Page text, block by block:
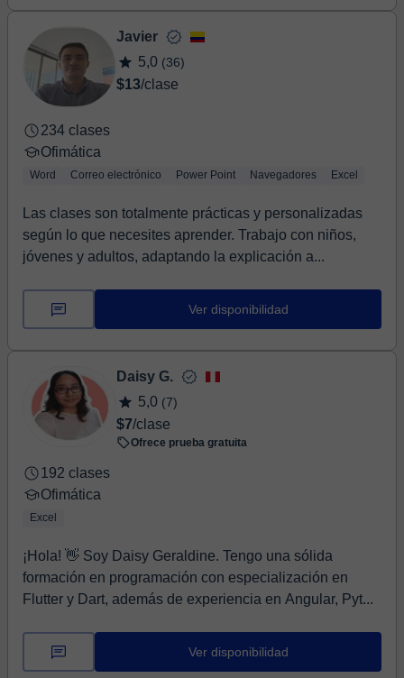
Javier
5,0 (36)
$13/clase
234 clases
Ofimática
Word Correo electrónico Power Point Navegadores Excel
Las clases son totalmente prácticas y personalizadas
según lo que necesites aprender. Trabajo con niños,
jóvenes y adultos, adaptando la explicación a...
Ver disponibilidad
Daisy G.
5,0 (7)
$7/clase
Ofrece prueba gratuita
192 clases
Ofimática
Excel
¡Hola! 👋 Soy Daisy Geraldine. Tengo una sólida
formación en programación con especialización en
Flutter y Dart, además de experiencia en Angular, Pyt...
Ver disponibilidad